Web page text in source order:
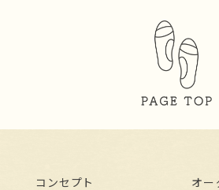
コンセプト オー